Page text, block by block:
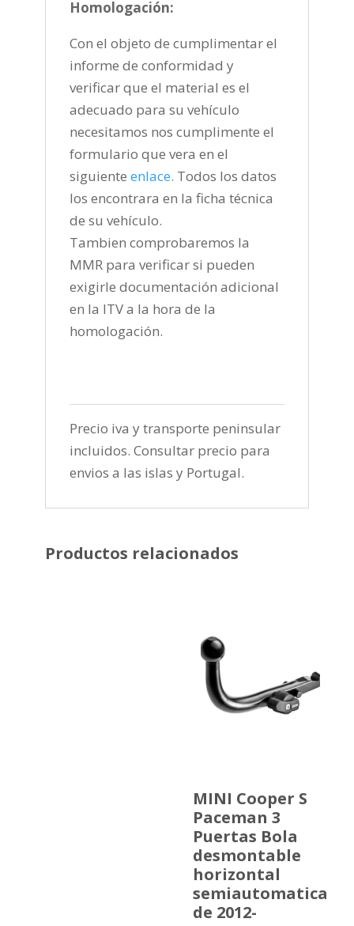
Homologación:
Con el objeto de cumplimentar el
informe de conformidad y
verificar que el material es el
adecuado para su vehículo
necesitamos nos cumplimente el
formulario que vera en el
siguiente enlace. Todos los datos
los encontrara en la ficha técnica
de su vehículo.
Tambien comprobaremos la
MMR para verificar si pueden
exigirle documentación adicional
en la ITV a la hora de la
homologación.
Precio iva y transporte peninsular
incluidos. Consultar precio para
envios a las islas y Portugal.
Productos relacionados
MINI Cooper S
Paceman 3
Puertas Bola
desmontable
horizontal
semiautomatica
de 2012-